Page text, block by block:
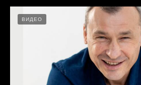
ВИДЕО